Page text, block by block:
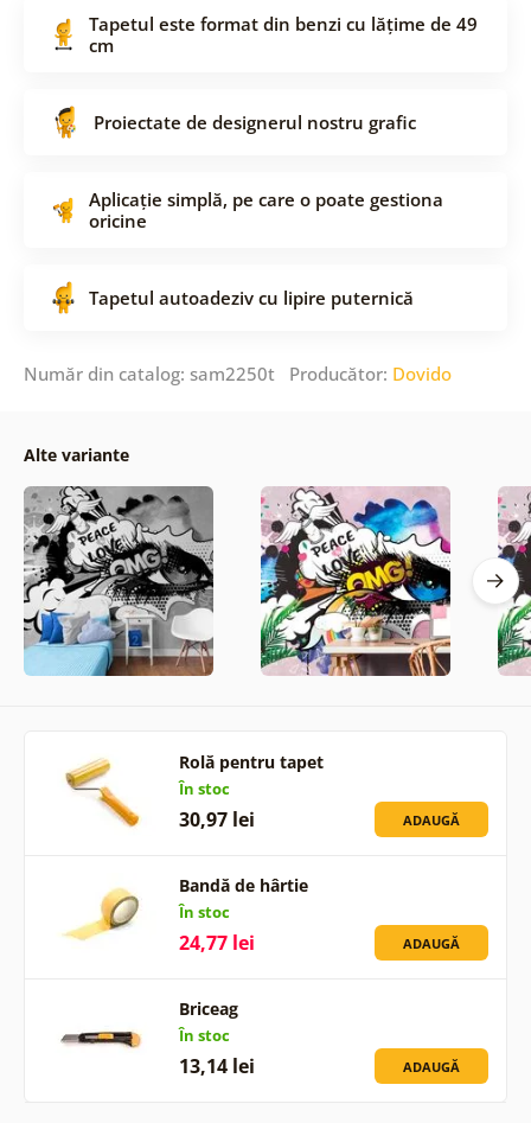
Tapetul este format din benzi cu lățime de 49
cm
Proiectate de designerul nostru grafic
Aplicație simplă, pe care o poate gestiona
oricine
Tapetul autoadeziv cu lipire puternică
Număr din catalog: sam2250t Producător: Dovido
Alte variante
Rolă pentru tapet
În stoc
30,97 lei ADAUGĂ
Bandă de hârtie
În stoc
24,77 lei ADAUGĂ
Briceag
În stoc
13,14 lei ADAUGĂ